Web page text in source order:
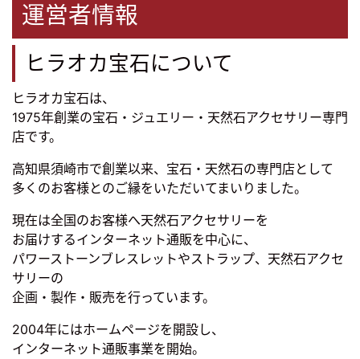
運営者情報
ヒラオカ宝石について
ヒラオカ宝石は、
1975年創業の宝石・ジュエリー・天然石アクセサリー専門
店です。
高知県須崎市で創業以来、宝石・天然石の専門店として
多くのお客様とのご縁をいただいてまいりました。
現在は全国のお客様へ天然石アクセサリーを
お届けするインターネット通販を中心に、
パワーストーンブレスレットやストラップ、天然石アクセ
サリーの
企画・製作・販売を行っています。
2004年にはホームページを開設し、
インターネット通販事業を開始。